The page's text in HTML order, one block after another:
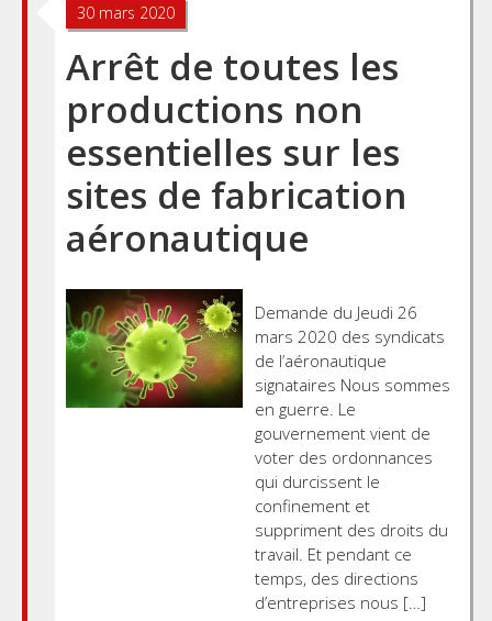
30 mars 2020
Arrêt de toutes les
productions non
essentielles sur les
sites de fabrication
aéronautique
Demande du Jeudi 26
mars 2020 des syndicats
de l’aéronautique
signataires Nous sommes
en guerre. Le
gouvernement vient de
voter des ordonnances
qui durcissent le
confinement et
suppriment des droits du
travail. Et pendant ce
temps, des directions
d’entreprises nous […]